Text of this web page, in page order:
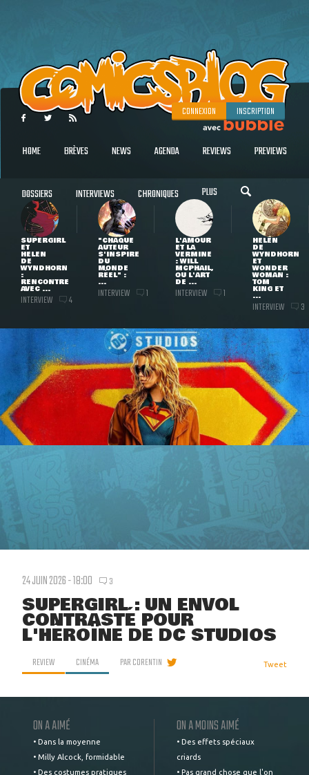
CONNEXION INSCRIPTION
HOME BRÈVES NEWS AGENDA REVIEWS PREVIEWS
DOSSIERS INTERVIEWS CHRONIQUES PLUS
SUPERGIRL
ET
HELEN
DE
WYNDHORN
:
RENCONTRE
AVEC ...
INTERVIEW 4
"CHAQUE
AUTEUR
S'INSPIRE
DU
MONDE
RÉEL" :
...
INTERVIEW 1
L'AMOUR
ET LA
VERMINE
: WILL
MCPHAIL,
OU L'ART
DE ...
INTERVIEW 1
HELEN
DE
WYNDHORN
ET
WONDER
WOMAN :
TOM
KING ET
...
INTERVIEW 3
24 JUIN 2026 - 18:00 3
SUPERGIRL : UN ENVOL
CONTRASTÉ POUR
L'HÉROÏNE DE DC STUDIOS
REVIEW CINÉMA PARCORENTIN Tweet
ON A AIMÉ
• Dans la moyenne
• Milly Alcock, formidable
• Des costumes pratiques
ON A MOINS AIMÉ
• Des effets spéciaux
criards
• Pas grand chose que l'on